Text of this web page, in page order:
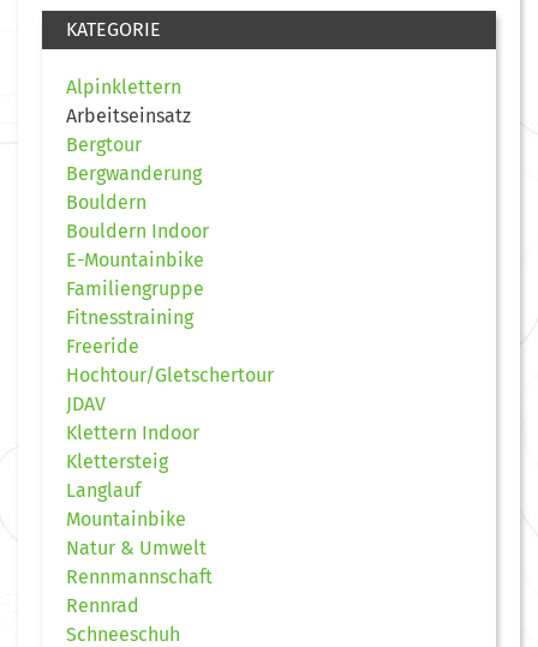
KATEGORIE
Alpinklettern
Arbeitseinsatz
Bergtour
Bergwanderung
Bouldern
Bouldern Indoor
E-Mountainbike
Familiengruppe
Fitnesstraining
Freeride
Hochtour/Gletschertour
JDAV
Klettern Indoor
Klettersteig
Langlauf
Mountainbike
Natur & Umwelt
Rennmannschaft
Rennrad
Schneeschuh